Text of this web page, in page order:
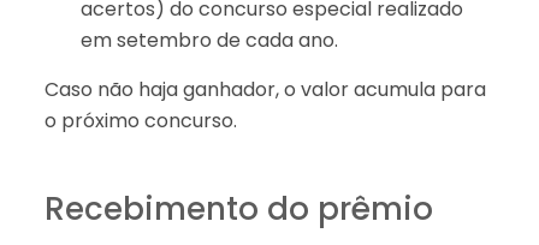
acertos) do concurso especial realizado
em setembro de cada ano.
Caso não haja ganhador, o valor acumula para
o próximo concurso.
Recebimento do prêmio